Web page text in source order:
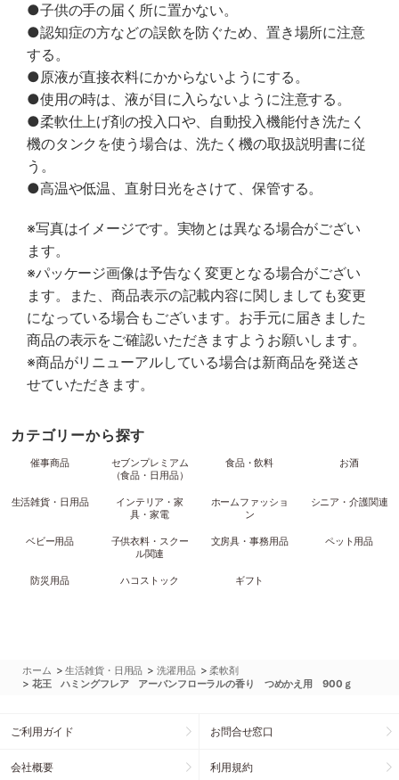
●子供の手の届く所に置かない。
●認知症の方などの誤飲を防ぐため、置き場所に注意
する。
●原液が直接衣料にかからないようにする。
●使用の時は、液が目に入らないように注意する。
●柔軟仕上げ剤の投入口や、自動投入機能付き洗たく
機のタンクを使う場合は、洗たく機の取扱説明書に従
う。
●高温や低温、直射日光をさけて、保管する。
※写真はイメージです。実物とは異なる場合がござい
ます。
※パッケージ画像は予告なく変更となる場合がござい
ます。また、商品表示の記載内容に関しましても変更
になっている場合もございます。お手元に届きました
商品の表示をご確認いただきますようお願いします。
※商品がリニューアルしている場合は新商品を発送さ
せていただきます。
カテゴリーから探す
催事商品
セブンプレミアム
（食品・日用品）
食品・飲料 お酒
生活雑貨・日用品
インテリア・家
具・家電
ホームファッショ
ン
シニア・介護関連
ベビー用品
子供衣料・スクー
ル関連
文房具・事務用品 ペット用品
防災用品 ハコストック ギフト
ホーム >生活雑貨・日用品 >洗濯用品 >柔軟剤
> 花王 ハミングフレア アーバンフローラルの香り つめかえ用 900ｇ
ご利用ガイド お問合せ窓口
会社概要 利用規約